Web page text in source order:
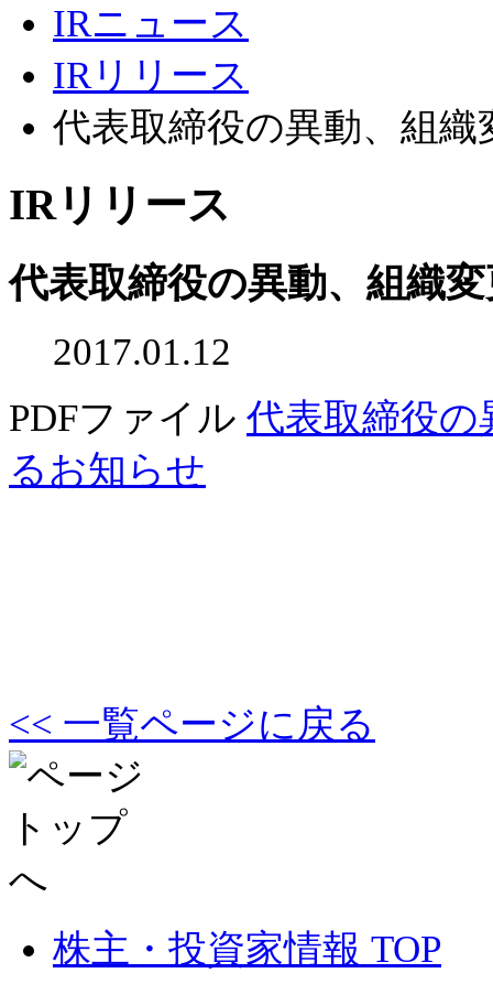
IRニュース
IRリリース
代表取締役の異動、組
IRリリース
代表取締役の異動、組織
2017.01.12
PDFファイル 代表取締役の
るお知らせ
<< 一覧ページに戻る
株主・投資家情報 TOP